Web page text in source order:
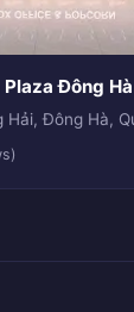
Plaza Đông
Đông Hà,